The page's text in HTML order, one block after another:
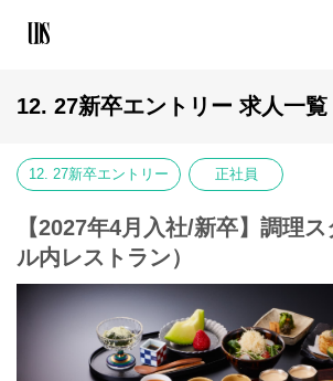
12. 27新卒エントリー 求人一覧
12. 27新卒エントリー 正社員
【2027年4月入社/新卒】調理
ル内レストラン）